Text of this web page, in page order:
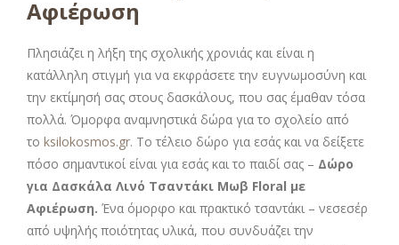
Αφιέρωση
Πλησιάζει η λήξη της σχολικής χρονιάς και είναι η
κατάλληλη στιγμή για να εκφράσετε την ευγνωμοσύνη και
την εκτίμησή σας στους δασκάλους, που σας έμαθαν τόσα
πολλά. Όμορφα αναμνηστικά δώρα για το σχολείο από
το ksilokosmos.gr. Το τέλειο δώρο για εσάς και να δείξετε
πόσο σημαντικοί είναι για εσάς και το παιδί σας – Δώρο
για Δασκάλα Λινό Τσαντάκι Μωβ Floral με
Αφιέρωση. Ένα όμορφο και πρακτικό τσαντάκι – νεσεσέρ
από υψηλής ποιότητας υλικά, που συνδυάζει την